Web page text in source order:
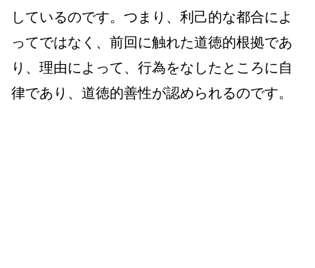
しているのです。つまり、利己的な都合によ
ってではなく、前回に触れた道徳的根拠であ
り、理由によって、行為をなしたところに自
律であり、道徳的善性が認められるのです。